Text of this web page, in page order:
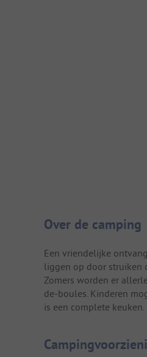
Camping
Over de camping
Een vriendelijke
liggen op door struiken
Zomers worden er
de-boules. Kinderen
is een complete keuken.